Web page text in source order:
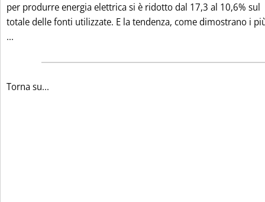
per produrre energia elettrica si è ridotto dal 17,3 al 10,6% sul
totale delle fonti utilizzate. E la tendenza, come dimostrano i
...
Torna su...